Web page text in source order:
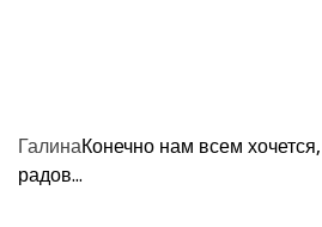
ГалинаКонечно нам всем
радов...